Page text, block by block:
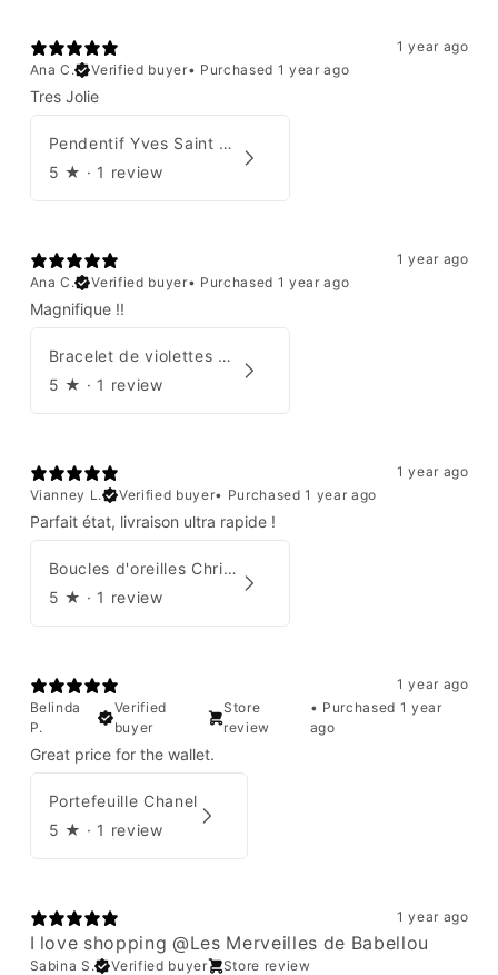
1 year ago
Ana C.
Verified buyer• Purchased 1 year ago
Tres Jolie
Pendentif Yves Saint Laurent
5 ★ · 1 review
1 year ago
Ana C.
Verified buyer• Purchased 1 year ago
Magnifique !!
Bracelet de violettes Augustine
5 ★ · 1 review
1 year ago
Vianney L.
Verified buyer• Purchased 1 year ago
Parfait état, livraison ultra rapide !
Boucles d'oreilles Christian Dior
5 ★ · 1 review
1 year ago
Belinda
P.
Verified
buyer
Store
review
• Purchased 1 year
ago
Great price for the wallet.
Portefeuille Chanel
5 ★ · 1 review
1 year ago
I love shopping @Les Merveilles de Babellou
Sabina S. Verified buyer Store review